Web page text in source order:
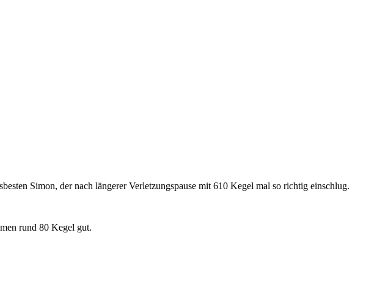
Simon, der nach längerer Verletzungspause mit 610 Kegel mal so richtig einschlug.
rund 80 Kegel gut.